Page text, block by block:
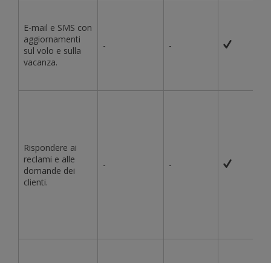
E-mail e SMS con
aggiornamenti
sul volo e sulla
vacanza.
- -
Rispondere ai
reclami e alle
domande dei
clienti.
- -